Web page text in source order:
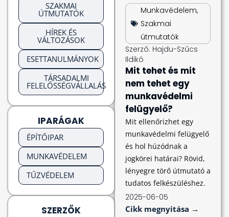
Munkavédelem,
Szakmai
útmutatók
Szerző: Hajdu-Szűcs
Ildikó
Mit tehet és mit
nem tehet egy
munkavédelmi
felügyelő?
Mit ellenőrizhet egy
munkavédelmi felügyelő
és hol húzódnak a
jogkörei határai? Rövid,
lényegre törő útmutató a
tudatos felkészüléshez.
2025-06-05
Cikk megnyitása →
SZAKMAI
ÚTMUTATÓK
HÍREK ÉS
VÁLTOZÁSOK
ESETTANULMÁNYOK
TÁRSADALMI
FELELŐSSÉGVÁLLALÁS
IPARÁGAK
ÉPÍTŐIPAR
MUNKAVÉDELEM
TŰZVÉDELEM
SZERZŐK